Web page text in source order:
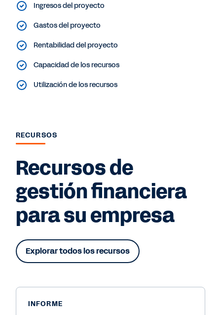
Ingresos del proyecto
Gastos del proyecto
Rentabilidad del proyecto
Capacidad de los recursos
Utilización de los recursos
RECURSOS
Recursos de
gestión financiera
para su empresa
Explorar todos los recursos
INFORME